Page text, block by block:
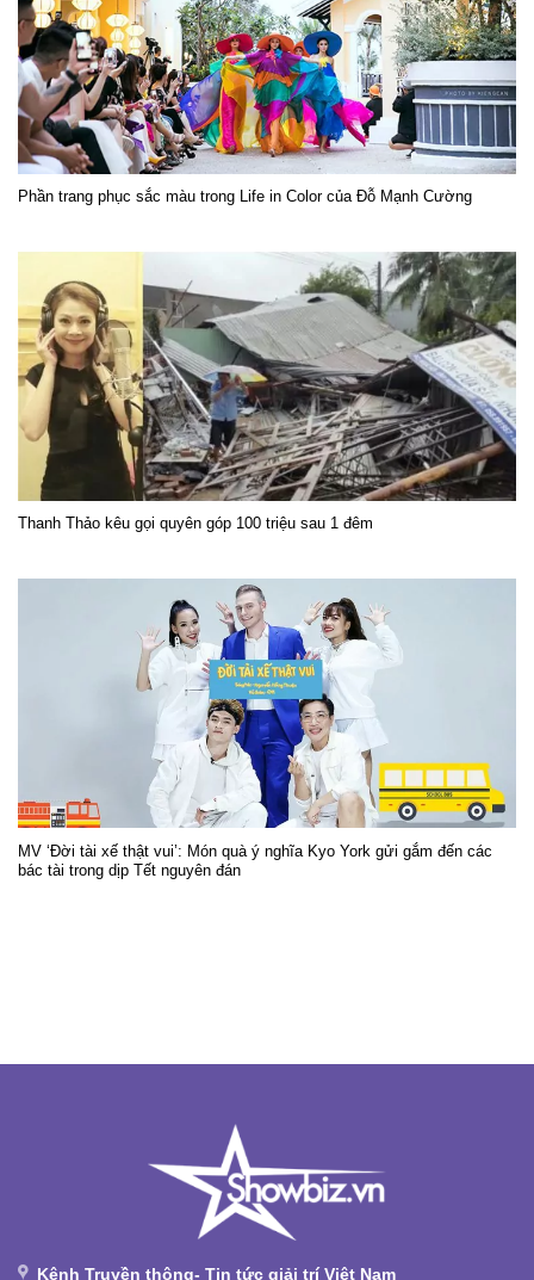
Phần trang phục sắc màu trong Life in Color của Đỗ Mạnh Cường
Thanh Thảo kêu gọi quyên góp 100 triệu sau 1 đêm
MV ‘Đời tài xế thật vui’: Món quà ý nghĩa Kyo York gửi gắm đến các
bác tài trong dịp Tết nguyên đán
Kênh Truyền thông- Tin tức giải trí Việt Nam